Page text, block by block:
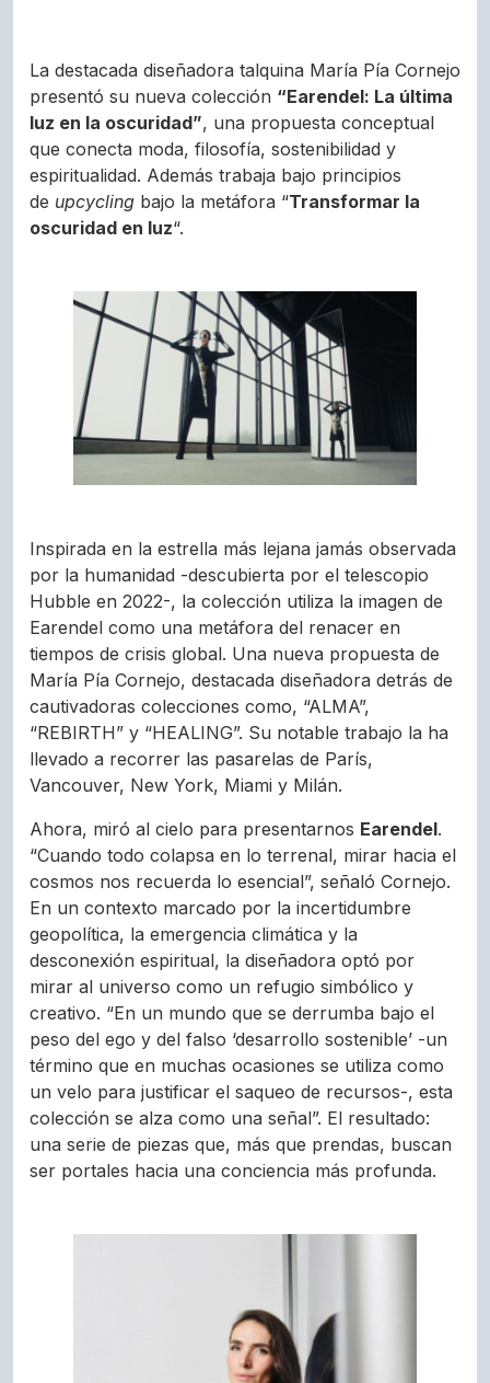
La destacada diseñadora talquina María Pía Cornejo
presentó su nueva colección “Earendel: La última
luz en la oscuridad”, una propuesta conceptual
que conecta moda, filosofía, sostenibilidad y
espiritualidad. Además trabaja bajo principios
de upcycling bajo la metáfora “Transformar la
oscuridad en luz“.
Inspirada en la estrella más lejana jamás observada
por la humanidad -descubierta por el telescopio
Hubble en 2022-, la colección utiliza la imagen de
Earendel como una metáfora del renacer en
tiempos de crisis global. Una nueva propuesta de
María Pía Cornejo, destacada diseñadora detrás de
cautivadoras colecciones como, “ALMA”,
“REBIRTH” y “HEALING”. Su notable trabajo la ha
llevado a recorrer las pasarelas de París,
Vancouver, New York, Miami y Milán.
Ahora, miró al cielo para presentarnos Earendel.
“Cuando todo colapsa en lo terrenal, mirar hacia el
cosmos nos recuerda lo esencial”, señaló Cornejo.
En un contexto marcado por la incertidumbre
geopolítica, la emergencia climática y la
desconexión espiritual, la diseñadora optó por
mirar al universo como un refugio simbólico y
creativo. “En un mundo que se derrumba bajo el
peso del ego y del falso ‘desarrollo sostenible’ -un
término que en muchas ocasiones se utiliza como
un velo para justificar el saqueo de recursos-, esta
colección se alza como una señal”. El resultado:
una serie de piezas que, más que prendas, buscan
ser portales hacia una conciencia más profunda.